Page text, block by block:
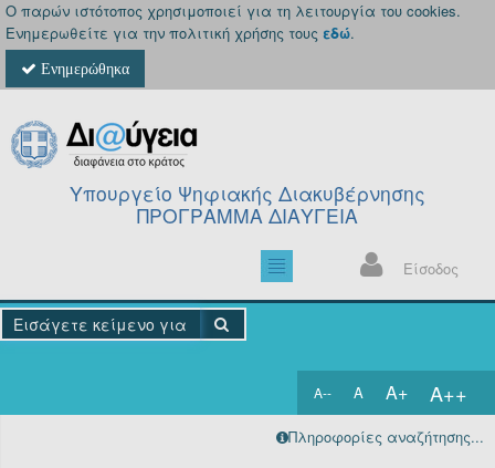
Ο παρών ιστότοπος χρησιμοποιεί για τη λειτουργία του cookies.
Ενημερωθείτε για την πολιτική χρήσης τους εδώ.
Ενημερώθηκα
Υπουργείο Ψηφιακής Διακυβέρνησης
ΠΡΟΓΡΑΜΜΑ ΔΙΑΥΓΕΙΑ
Είσοδος
A-- A A+ A++
Πληροφορίες αναζήτησης...